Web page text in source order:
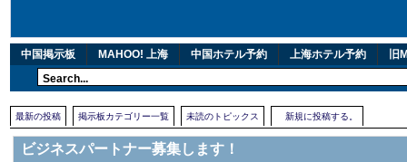
中国掲示板 MAHOO! 上海 中国ホテル予約 上海ホテル予約 旧
最新の投稿 掲示板カテゴリー一覧 未読のトピックス 新規に投稿する。
ビジネスパートナー募集します！